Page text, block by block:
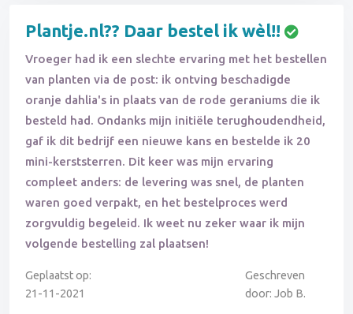
Plantje.nl?? Daar bestel ik wèl!!
Vroeger had ik een slechte ervaring met het bestellen
van planten via de post: ik ontving beschadigde
oranje dahlia's in plaats van de rode geraniums die ik
besteld had. Ondanks mijn initiële terughoudendheid,
gaf ik dit bedrijf een nieuwe kans en bestelde ik 20
mini-kerststerren. Dit keer was mijn ervaring
compleet anders: de levering was snel, de planten
waren goed verpakt, en het bestelproces werd
zorgvuldig begeleid. Ik weet nu zeker waar ik mijn
volgende bestelling zal plaatsen!
Geplaatst op:
21-11-2021
Geschreven
door: Job B.